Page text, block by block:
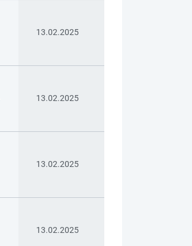
13.02.2025
13.02.2025
13.02.2025
13.02.2025